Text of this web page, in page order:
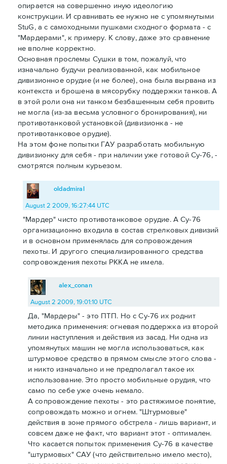
опирается на совершенно иную идеологию
конструкции. И сравнивать ее нужно не с упомянутыми
StuG, а с самоходными пушками сходного формата - с
"Мардерами", к примеру. К слову, даже это сравнение
не вполне корректно.
Основная прослемы Сушки в том, пожалуй, что
изначально будучи реализованной, как мобильное
дивизионное орудие (и не более), она была вырвана из
контекста и брошена в мясорубку поддержки танков. А
в этой роли она ни танком безбашенным себя провить
не могла (из-за весьма условного бронирования), ни
противотанковой установкой (дивизионка - не
противотанковое орудие).
На этом фоне попытки ГАУ разработать мобильную
дивизионку для себя - при наличии уже готовой Су-76, -
смотрятся полным курьезом.
oldadmiral
August 2 2009, 16:27:44 UTC
"Мардер" чисто противотанковое орудие. А Су-76
организационно входила в состав стрелковых дивизий
и в основном применялась для сопровождения
пехоты. И другого специализированного средства
сопровождения пехоты РККА не имела.
alex_conan
August 2 2009, 19:01:10 UTC
Да, "Мардеры" - это ПТП. Но с Су-76 их роднит
методика применения: огневая поддержка из второй
линии наступления и действия из засад. Ни одна из
упомянутых машин не могла использоваться, как
штурмовое средство в прямом смысле этого слова -
и никто изначально и не предполагал такое их
использование. Это просто мобильные орудия, что
само по себе уже очень немало.
А сопровождение пехоты - это растяжимое понятие,
сопровождать можно и огнем. "Штурмовые"
действия в зоне прямого обстрела - лишь вариант, и
совсем даже не факт, что вариант этот - оптимален.
Что касается попыток применения Су-76 в качестве
"штурмовых" САУ (что действительно имело место),